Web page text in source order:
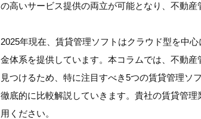
の高いサービス提供の両立が可能となり、不動
2025年現在、賃貸管理ソフトはクラウド型を中
金体系を提供しています。本コラムでは、不動
見つけるため、特に注目すべき5つの賃貸管理ソ
徹底的に比較解説していきます。貴社の賃貸管
用ください。